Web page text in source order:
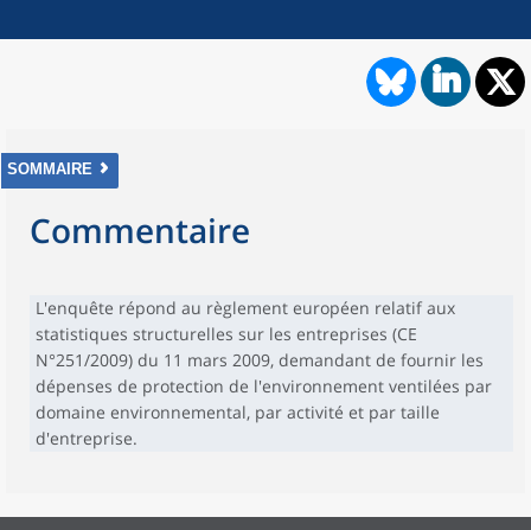
SOMMAIRE
Commentaire
L'enquête répond au règlement européen relatif aux
statistiques structurelles sur les entreprises (CE
N°251/2009) du 11 mars 2009, demandant de fournir les
dépenses de protection de l'environnement ventilées par
domaine environnemental, par activité et par taille
d'entreprise.